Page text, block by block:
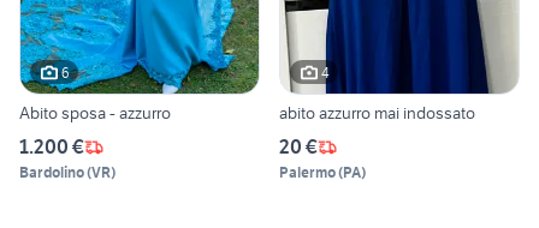
6
Abito sposa - azzurro
1.200 €
Bardolino(VR)
4
abito azzurro mai indossato
20 €
Palermo(PA)